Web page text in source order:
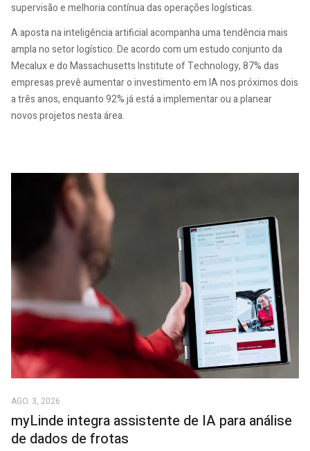
supervisão e melhoria contínua das operações logísticas.
A aposta na inteligência artificial acompanha uma tendência mais
ampla no setor logístico. De acordo com um estudo conjunto da
Mecalux e do Massachusetts Institute of Technology, 87% das
empresas prevê aumentar o investimento em IA nos próximos dois
a três anos, enquanto 92% já está a implementar ou a planear
novos projetos nesta área.
AGO. 3, 2026
myLinde integra assistente de IA para análise
de dados de frotas